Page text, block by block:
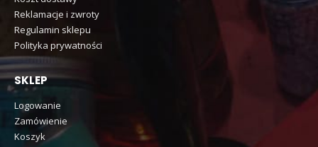
Reklamacje i zwroty
Regulamin sklepu
Polityka prywatności
SKLEP
Logowanie
Zamówienie
Koszyk